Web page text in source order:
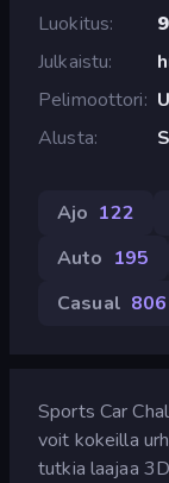
Luokitus
Julkaistu
Pelimoottori
Alusta
Ajo 122
Auto 195
Casual 806
Sports Car
voit kokeilla
tutkia laajaa